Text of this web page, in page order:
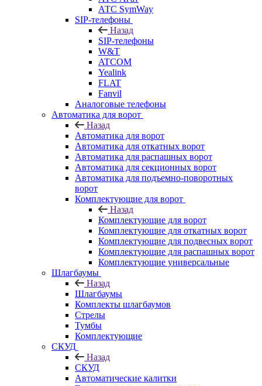
АТС SymWay
SIP-телефоны
Назад
SIP-телефоны
W&T
ATCOM
Yealink
FLAT
Fanvil
Аналоговые телефоны
Автоматика для ворот
Назад
Автоматика для ворот
Автоматика для откатных ворот
Автоматика для распашных ворот
Автоматика для секционных ворот
Автоматика для подъемно-поворотных
ворот
Комплектующие для ворот
Назад
Комплектующие для ворот
Комплектующие для откатных ворот
Комплектующие для подвесных ворот
Комплектующие для распашных ворот
Комплектующие универсальные
Шлагбаумы
Назад
Шлагбаумы
Комплекты шлагбаумов
Стрелы
Тумбы
Комплектующие
СКУД
Назад
СКУД
Автоматические калитки